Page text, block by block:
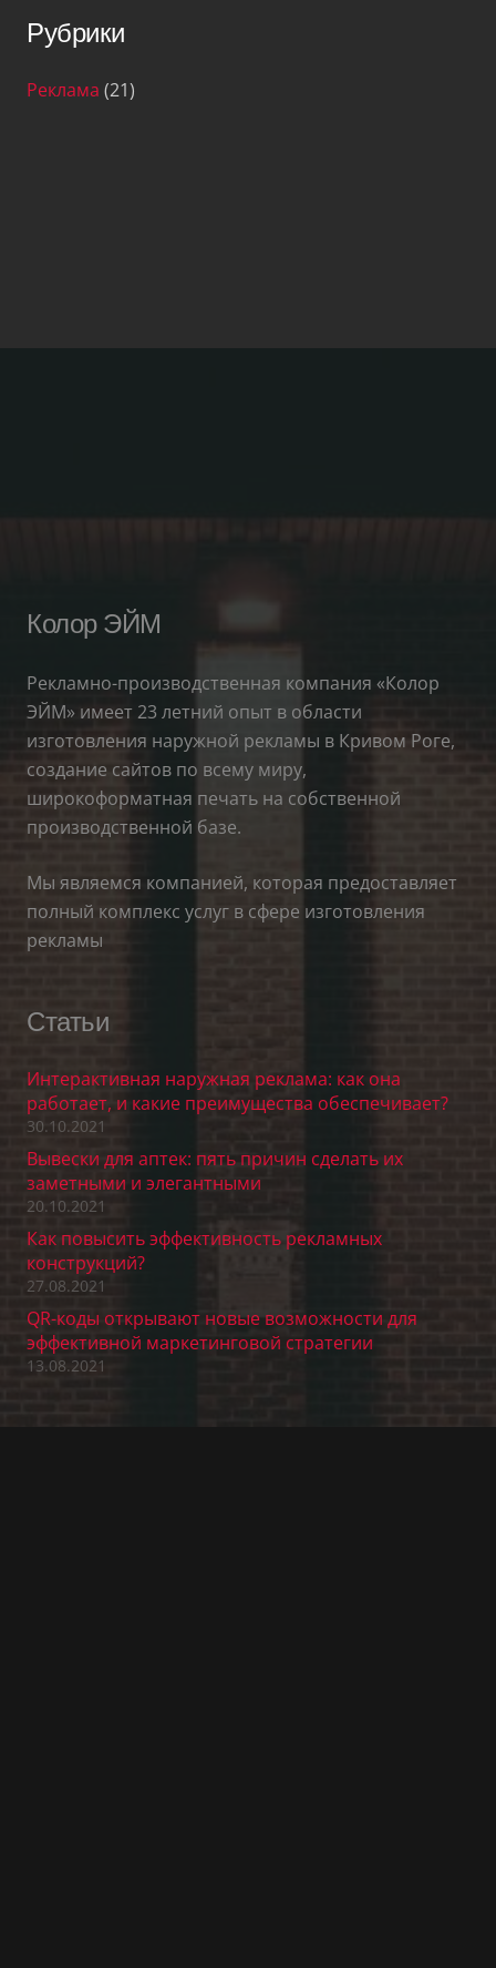
Рубрики
Реклама (21)
Колор ЭЙМ
Рекламно-производственная компания «Колор
ЭЙМ» имеет 23 летний опыт в области
изготовления наружной рекламы в Кривом Роге,
создание сайтов по всему миру,
широкоформатная печать на собственной
производственной базе.
Мы являемся компанией, которая предоставляет
полный комплекс услуг в сфере изготовления
рекламы
Статьи
Интерактивная наружная реклама: как она
работает, и какие преимущества обеспечивает?
30.10.2021
Вывески для аптек: пять причин сделать их
заметными и элегантными
20.10.2021
Как повысить эффективность рекламных
конструкций?
27.08.2021
QR-коды открывают новые возможности для
эффективной маркетинговой стратегии
13.08.2021